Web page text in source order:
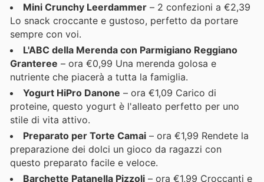
Mini Crunchy Leerdammer – 2 confezioni a €2,39
Lo snack croccante e gustoso, perfetto da portare
sempre con voi.
L'ABC della Merenda con Parmigiano Reggiano
Granteree – ora €0,99 Una merenda golosa e
nutriente che piacerà a tutta la famiglia.
Yogurt HiPro Danone – ora €1,09 Carico di
proteine, questo yogurt è l'alleato perfetto per uno
stile di vita attivo.
Preparato per Torte Camai – ora €1,99 Rendete la
preparazione dei dolci un gioco da ragazzi con
questo preparato facile e veloce.
Barchette Patanella Pizzoli – ora €1,99 Croccanti e